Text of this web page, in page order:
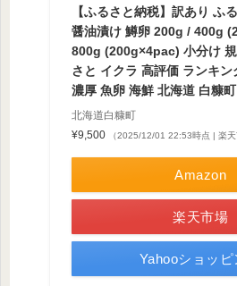
【ふるさと納税】訳あり ふ
醤油漬け 鱒卵 200g / 400g
800g (200g×4pac) 小分け
さと イクラ 高評価 ランキン
濃厚 魚卵 海鮮 北海道 白糠町
北海道白糠町
¥9,500
（2025/12/01 22:53時点 | 楽天
Amazon
楽天市場
Yahooショッピ